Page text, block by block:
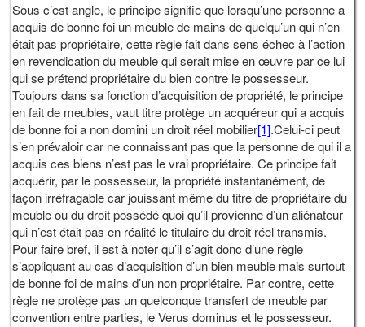
Sous c’est angle, le principe signifie que lorsqu’une personne a
acquis de bonne foi un meuble de mains de quelqu’un qui n’en
était pas propriétaire, cette règle fait dans sens échec à l’action
en revendication du meuble qui serait mise en œuvre par ce lui
qui se prétend propriétaire du bien contre le possesseur.
Toujours dans sa fonction d’acquisition de propriété, le principe
en fait de meubles, vaut titre protège un acquéreur qui a acquis
de bonne foi a non domini un droit réel mobilier[1].Celui-ci peut
s’en prévaloir car ne connaissant pas que la personne de qui il a
acquis ces biens n’est pas le vrai propriétaire. Ce principe fait
acquérir, par le possesseur, la propriété instantanément, de
façon irréfragable car jouissant même du titre de propriétaire du
meuble ou du droit possédé quoi qu’il provienne d’un aliénateur
qui n’est était pas en réalité le titulaire du droit réel transmis.
Pour faire bref, il est à noter qu’il s’agit donc d’une règle
s’appliquant au cas d’acquisition d’un bien meuble mais surtout
de bonne foi de mains d’un non propriétaire. Par contre, cette
règle ne protège pas un quelconque transfert de meuble par
convention entre parties, le Verus dominus et le possesseur.